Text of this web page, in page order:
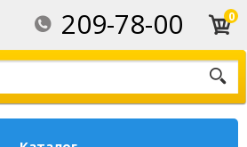
209-78-00 0